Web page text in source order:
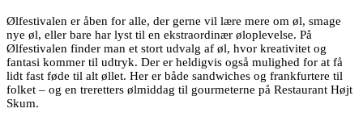
Ølfestivalen er åben for alle, der gerne vil lære mere om øl, smage
nye øl, eller bare har lyst til en ekstraordinær øloplevelse. På
Ølfestivalen finder man et stort udvalg af øl, hvor kreativitet og
fantasi kommer til udtryk. Der er heldigvis også mulighed for at få
lidt fast føde til alt øllet. Her er både sandwiches og frankfurtere til
folket – og en treretters ølmiddag til gourmeterne på Restaurant Højt
Skum.